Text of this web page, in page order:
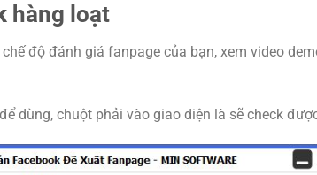
hàng loạt
độ đánh giá fanpage của bạn, xem video
dùng, chuột phải vào giao diện là sẽ check